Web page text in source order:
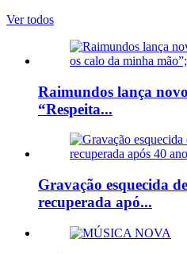
Ver todos
Raimundos lança
“Respeita...
Gravação esquecida
recuperada apó...